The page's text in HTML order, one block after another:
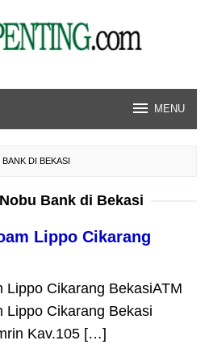
MENU
DI BEKASI
Bank di Bekasi
Lippo Cikarang
Lippo Cikarang BekasiATM
Lippo Cikarang Bekasi
Kav.105 […]